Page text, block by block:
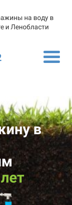
на воду в
и Ленобласти
в